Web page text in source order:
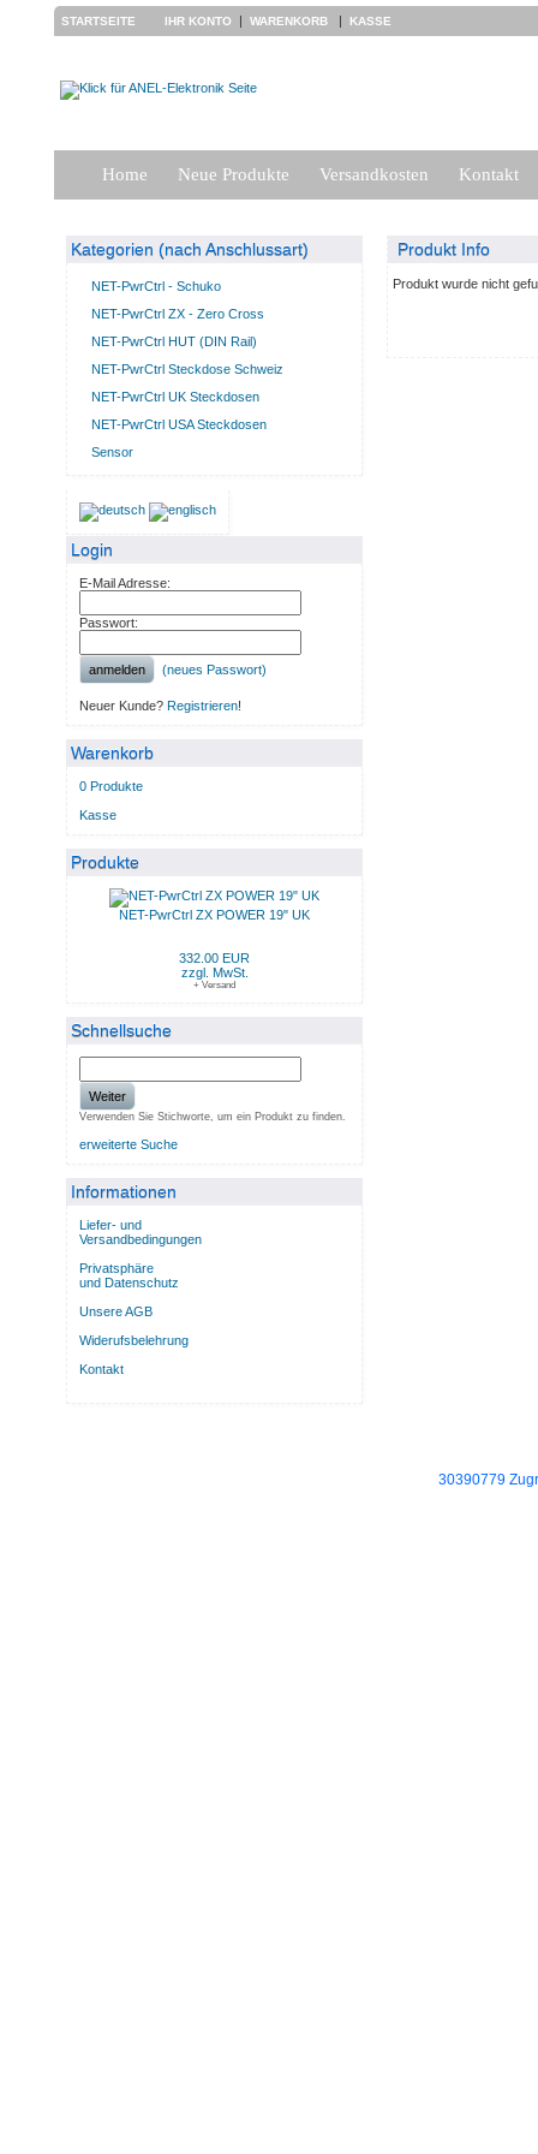
STARTSEITE IHR KONTO | WARENKORB | KASSE
Home Neue Produkte Versandkosten Kontakt
Kategorien (nach Anschlussart)
NET-PwrCtrl - Schuko
NET-PwrCtrl ZX - Zero Cross
NET-PwrCtrl HUT (DIN Rail)
NET-PwrCtrl Steckdose Schweiz
NET-PwrCtrl UK Steckdosen
NET-PwrCtrl USA Steckdosen
Sensor
Login
E-Mail Adresse:
Passwort:
anmelden (neues Passwort)
Neuer Kunde? Registrieren!
Warenkorb
0 Produkte
Kasse
Produkte
NET-PwrCtrl ZX POWER 19" UK
332.00 EUR
zzgl. MwSt.
+ Versand
Schnellsuche
Weiter
Verwenden Sie Stichworte, um ein Produkt zu finden.
erweiterte Suche
Informationen
Liefer- und
Versandbedingungen
Privatsphäre
und Datenschutz
Unsere AGB
Widerufsbelehrung
Kontakt
Produkt Info
Produkt wurde nicht
30390779